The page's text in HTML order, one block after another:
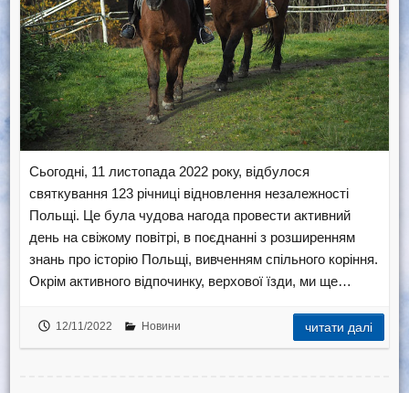
Сьогодні, 11 листопада 2022 року, відбулося
святкування 123 річниці відновлення незалежності
Польщі. Це була чудова нагода провести активний
день на свіжому повітрі, в поєднанні з розширенням
знань про історію Польщі, вивченням спільного коріння.
Окрім активного відпочинку, верхової їзди, ми ще…
12/11/2022 Новини читати далі